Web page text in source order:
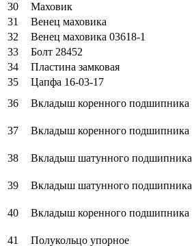
30
Маховик
31
Венец маховика
32
Венец маховика 03618-1
33
Болт 28452
34
Пластина замковая
35
Цапфа 16-03-17
36
Вкладыш коренного подшипника
37 Вкладыш коренного подшипника
38 Вкладыш шатунного подшипника
39 Вкладыш шатунного подшипника
40 Вкладыш коренного подшипника
41 Полукольцо упорное